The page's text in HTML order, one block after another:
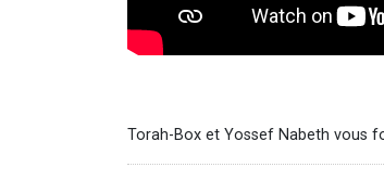
Torah-Box et Yossef Nabeth vous